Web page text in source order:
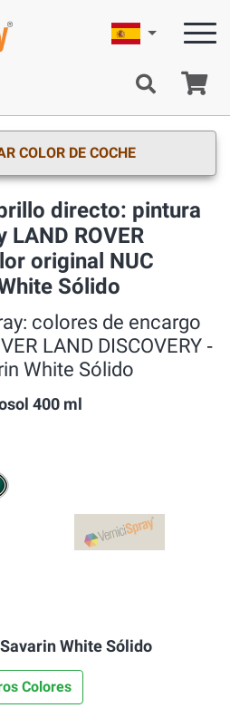
Español
COLOR DE COCHE
directo: pintura
ROVER
original NUC
Sólido
colores de encargo
LAND DISCOVERY ‐
White Sólido
400 ml
White Sólido
Colores